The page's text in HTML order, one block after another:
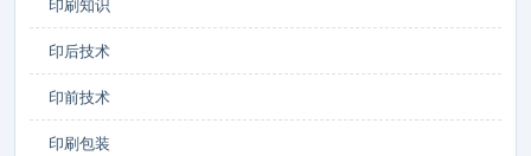
印刷知识
印后技术
印前技术
印刷包装